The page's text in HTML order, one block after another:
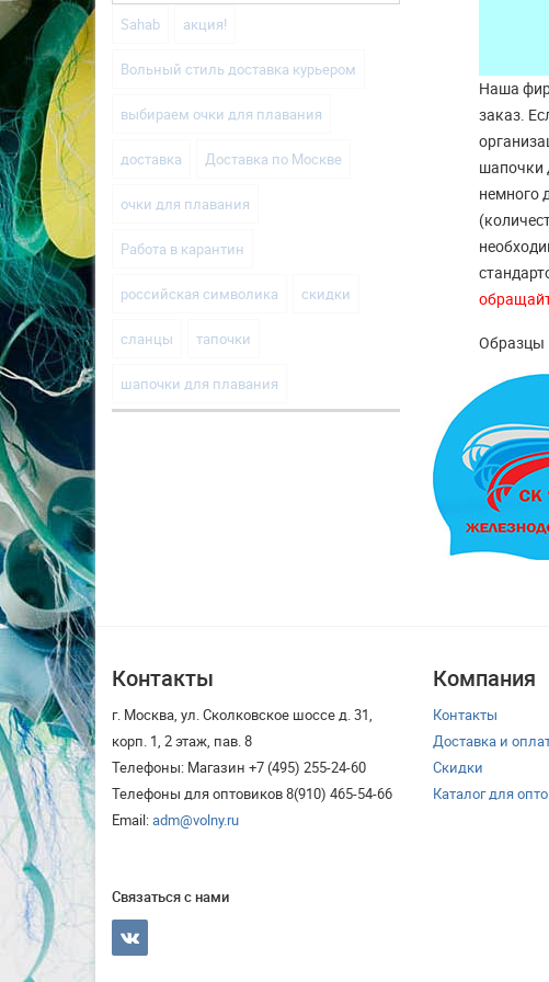
Sahab акция!
Вольный стиль доставка курьером
выбираем очки для плавания
доставка Доставка по Москве
очки для плавания
Работа в карантин
российская символика скидки
сланцы тапочки
шапочки для плавания
Наша
заказ.
шапочки
немного
Образцы
Контакты
г. Москва, ул. Сколковское шоссе д. 31,
корп. 1, 2 этаж, пав. 8
Телефоны: Магазин +7 (495) 255-24-60
Телефоны для оптовиков 8(910) 465-54-66
Email:adm@volny.ru
Связаться с нами
Компания
Контакты
Доставка и
Скидки
Каталог для